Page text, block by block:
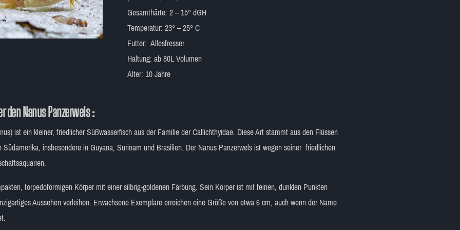
Gesamthärte: 2 – 15° dGH
Temperatur: 23° – 25° C
Futter: Allesfresser
Haltung: ab 80L Volumen
Alter: 10 Jahre
den Nanus Panzerwels :
ist ein kleiner, friedlicher Süßwasserfisch aus der Familie der Callichthyidae. Diese Art stammt aus den Flüssen
insbesondere in Guyana, Surinam und Brasilien. Der Nanus Panzerwels ist wegen seiner friedlichen
torpedoförmigen Körper mit einer silbrig-goldenen Färbung. Sein Körper ist mit feinen, dunklen Punkten
Aussehen verleihen. Erwachsene Exemplare erreichen eine Größe von etwa 6 cm, auch wenn der Name